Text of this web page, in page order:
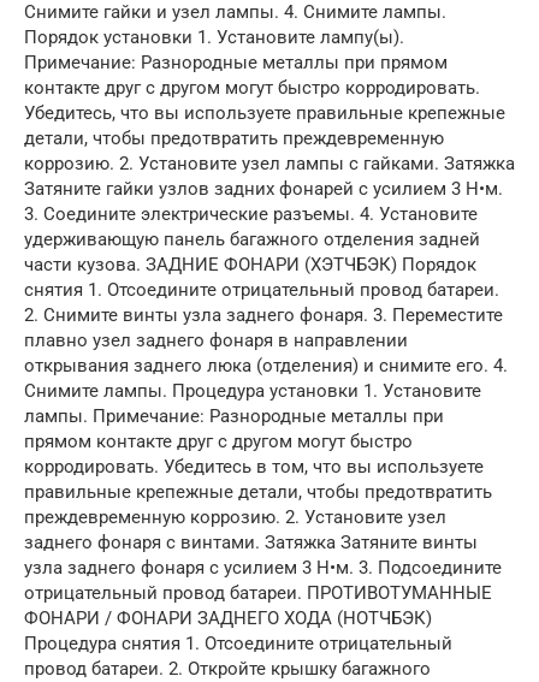
Снимите гайки и узел лампы. 4. Снимите лампы.
Порядок установки 1. Установите лампу(ы).
Примечание: Разнородные металлы при прямом
контакте друг с другом могут быстро корродировать.
Убедитесь, что вы используете правильные крепежные
детали, чтобы предотвратить преждевременную
коррозию. 2. Установите узел лампы с гайками. Затяжка
Затяните гайки узлов задних фонарей с усилием 3 Н•м.
3. Соедините электрические разъемы. 4. Установите
удерживающую панель багажного отделения задней
части кузова. ЗАДНИЕ ФОНАРИ (ХЭТЧБЭК) Порядок
снятия 1. Отсоедините отрицательный провод батареи.
2. Снимите винты узла заднего фонаря. 3. Переместите
плавно узел заднего фонаря в направлении
открывания заднего люка (отделения) и снимите его. 4.
Снимите лампы. Процедура установки 1. Установите
лампы. Примечание: Разнородные металлы при
прямом контакте друг с другом могут быстро
корродировать. Убедитесь в том, что вы используете
правильные крепежные детали, чтобы предотвратить
преждевременную коррозию. 2. Установите узел
заднего фонаря с винтами. Затяжка Затяните винты
узла заднего фонаря с усилием 3 Н•м. 3. Подсоедините
отрицательный провод батареи. ПРОТИВОТУМАННЫЕ
ФОНАРИ / ФОНАРИ ЗАДНЕГО ХОДА (НОТЧБЭК)
Процедура снятия 1. Отсоедините отрицательный
провод батареи. 2. Откройте крышку багажного